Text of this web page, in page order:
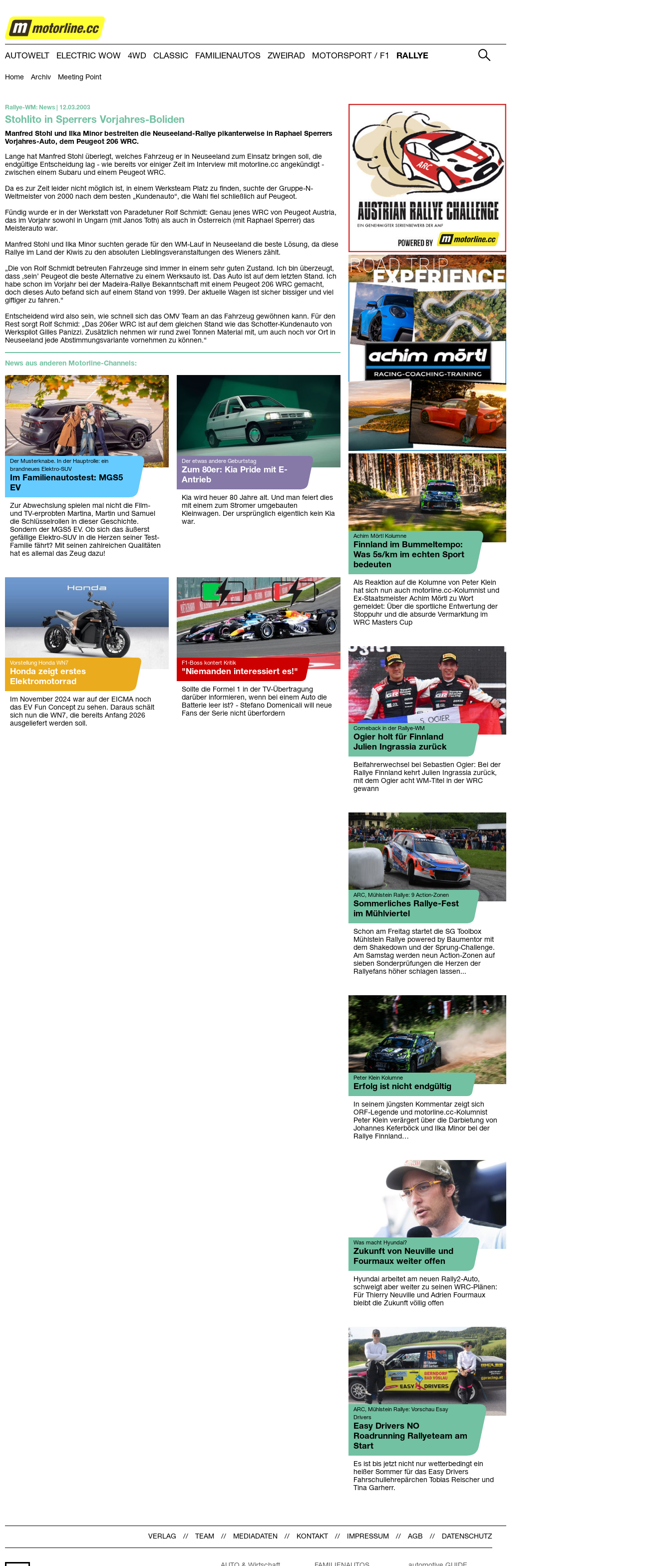
RALLYE
AUTOWELT ELECTRIC WOW 4WD CLASSIC FAMILIENAUTOS ZWEIRAD MOTORSPORT / F1 RALLYE
Home Archiv Meeting Point
Rallye-WM: News | 12.03.2003
Stohlito in Sperrers Vorjahres-Boliden
Manfred Stohl und Ilka Minor bestreiten die Neuseeland-Rallye pikanterweise in Raphael Sperrers
Vorjahres-Auto, dem Peugeot 206 WRC.
Lange hat Manfred Stohl überlegt, welches Fahrzeug er in Neuseeland zum Einsatz bringen soll, die
endgültige Entscheidung lag - wie bereits vor einiger Zeit im Interview mit motorline.cc angekündigt -
zwischen einem Subaru und einem Peugeot WRC.
Da es zur Zeit leider nicht möglich ist, in einem Werksteam Platz zu finden, suchte der Gruppe-N-
Weltmeister von 2000 nach dem besten „Kundenauto“, die Wahl fiel schließlich auf Peugeot.
Fündig wurde er in der Werkstatt von Paradetuner Rolf Schmidt: Genau jenes WRC von Peugeot Austria,
das im Vorjahr sowohl in Ungarn (mit Janos Toth) als auch in Österreich (mit Raphael Sperrer) das
Meisterauto war.
Manfred Stohl und Ilka Minor suchten gerade für den WM-Lauf in Neuseeland die beste Lösung, da diese
Rallye im Land der Kiwis zu den absoluten Lieblingsveranstaltungen des Wieners zählt.
„Die von Rolf Schmidt betreuten Fahrzeuge sind immer in einem sehr guten Zustand. Ich bin überzeugt,
dass ,sein’ Peugeot die beste Alternative zu einem Werksauto ist. Das Auto ist auf dem letzten Stand. Ich
habe schon im Vorjahr bei der Madeira-Rallye Bekanntschaft mit einem Peugeot 206 WRC gemacht,
doch dieses Auto befand sich auf einem Stand von 1999. Der aktuelle Wagen ist sicher bissiger und viel
giftiger zu fahren.“
Entscheidend wird also sein, wie schnell sich das OMV Team an das Fahrzeug gewöhnen kann. Für den
Rest sorgt Rolf Schmid: „Das 206er WRC ist auf dem gleichen Stand wie das Schotter-Kundenauto von
Werkspilot Gilles Panizzi. Zusätzlich nehmen wir rund zwei Tonnen Material mit, um auch noch vor Ort in
Neuseeland jede Abstimmungsvariante vornehmen zu können.“
News aus anderen Motorline-Channels:
Der Musterknabe. In der Hauptrolle: ein
brandneues Elektro-SUV
Im Familienautostest: MGS5
EV
Zur Abwechslung spielen mal nicht die Film-
und TV-erprobten Martina, Martin und Samuel
die Schlüsselrollen in dieser Geschichte.
Sondern der MGS5 EV. Ob sich das äußerst
gefällige Elektro-SUV in die Herzen seiner Test-
Familie fährt? Mit seinen zahlreichen Qualitäten
hat es allemal das Zeug dazu!
Der etwas andere Geburtstag
Zum 80er: Kia Pride mit E-
Antrieb
Kia wird heuer 80 Jahre alt. Und man feiert dies
mit einem zum Stromer umgebauten
Kleinwagen. Der ursprünglich eigentlich kein Kia
war.
Vorstellung Honda WN7
Honda zeigt erstes
Elektromotorrad
Im November 2024 war auf der EICMA noch
das EV Fun Concept zu sehen. Daraus schält
sich nun die WN7, die bereits Anfang 2026
ausgeliefert werden soll.
F1-Boss kontert Kritik
"Niemanden interessiert es!"
Sollte die Formel 1 in der TV-Übertragung
darüber informieren, wenn bei einem Auto die
Batterie leer ist? - Stefano Domenicali will neue
Fans der Serie nicht überfordern
Weitere
Achim Mörtl Kolumne
Finnland im Bummeltempo:
Was 5s/km im echten Sport
bedeuten
Als Reaktion auf die Kolumne von Peter Klein
hat sich nun auch motorline.cc-Kolumnist und
Ex-Staatsmeister Achim Mörtl zu Wort
gemeldet: Über die sportliche Entwertung der
Stoppuhr und die absurde Vermarktung im
WRC Masters Cup
Comeback in der Rallye-WM
Ogier holt für Finnland
Julien Ingrassia zurück
Beifahrerwechsel bei Sebastien Ogier: Bei der
Rallye Finnland kehrt Julien Ingrassia zurück,
mit dem Ogier acht WM-Titel in der WRC
gewann
ARC, Mühlstein Rallye: 9 Action-Zonen
Sommerliches Rallye-Fest
im Mühlviertel
Schon am Freitag startet die SG Toolbox
Mühlstein Rallye powered by Baumentor mit
dem Shakedown und der Sprung-Challenge.
Am Samstag werden neun Action-Zonen auf
sieben Sonderprüfungen die Herzen der
Rallyefans höher schlagen lassen...
Peter Klein Kolumne
Erfolg ist nicht endgültig
In seinem jüngsten Kommentar zeigt sich
ORF-Legende und motorline.cc-Kolumnist
Peter Klein verärgert über die Darbietung von
Johannes Keferböck und Ilka Minor bei der
Rallye Finnland…
Was macht Hyundai?
Zukunft von Neuville und
Fourmaux weiter offen
Hyundai arbeitet am neuen Rally2-Auto,
schweigt aber weiter zu seinen WRC-Plänen:
Für Thierry Neuville und Adrien Fourmaux
bleibt die Zukunft völlig offen
ARC, Mühlstein Rallye: Vorschau Esay
Drivers
Easy Drivers NO
Roadrunning Rallyeteam am
Start
Es ist bis jetzt nicht nur wetterbedingt ein
heißer Sommer für das Easy Drivers
Fahrschullehrepärchen Tobias Reischer und
Tina Garherr.
VERLAG TEAM MEDIADATEN KONTAKT IMPRESSUM AGB DATENSCHUTZ